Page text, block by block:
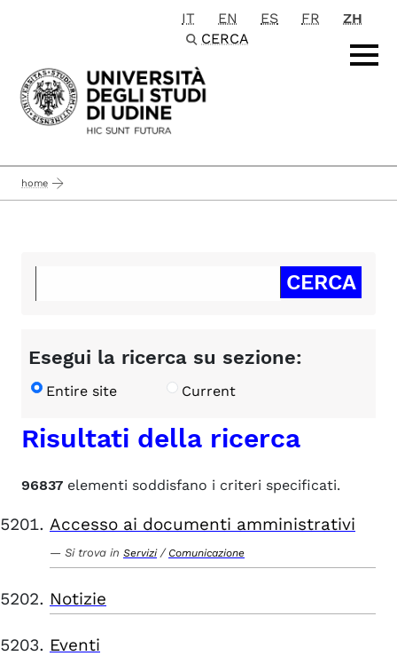
Passa al contenuto principale
IT EN ES FR
ZH
CERCA
home
Esegui la ricerca su sezione:
Entire site Current
Risultati della ricerca
96837 elementi soddisfano i criteri specificati.
Accesso ai documenti amministrativi
Si trova in Servizi / Comunicazione
Notizie
Eventi